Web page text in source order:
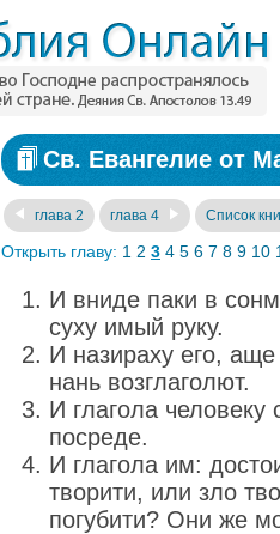
Св. Евангелие от
глава 2 глава 4 Список
Открыть главу: 1 2 3 4 5 6 7 8 9 10
И вниде паки в
суху имый руку.
И назираху его,
нань возглаголют.
И глагола
посреде.
И глагола им:
творити, или зло
погубити? Они же